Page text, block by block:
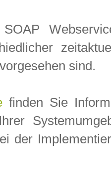
SOAP
sind.
finden Sie
der